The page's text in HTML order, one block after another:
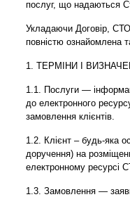
послуг, що надаються
Укладаючи Договір,
повністю ознайомлена
1. ТЕРМІНИ І
1.1. Послуги —
до електронного
замовлення клієнтів.
1.2. Клієнт – будь-яка
доручення) на
електронному ресурсі
1.3. Замовлення —